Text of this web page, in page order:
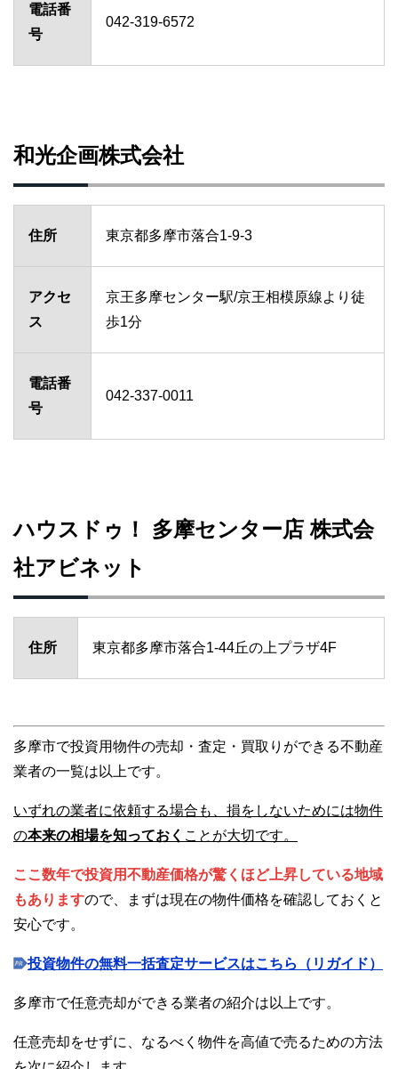
電話番
号
042-319-6572
和光企画株式会社
住所 東京都多摩市落合1-9-3
アクセ
ス
京王多摩センター駅/京王相模原線より徒
歩1分
電話番
号
042-337-0011
ハウスドゥ！ 多摩センター店 株式会
社アビネット
住所 東京都多摩市落合1-44丘の上プラザ4F
多摩市で投資用物件の売却・査定・買取りができる不動産
業者の一覧は以上です。
いずれの業者に依頼する場合も、損をしないためには物件
の本来の相場を知っておく ことが大切です。
ここ数年で投資用不動産価格が驚くほど上昇している地域
もありますので、まずは現在の物件価格を確認しておくと
安心です。
投資物件の無料一括査定サービスはこちら（リガイド）
多摩市で任意売却ができる業者の紹介は以上です。
任意売却をせずに、なるべく物件を高値で売るための方法